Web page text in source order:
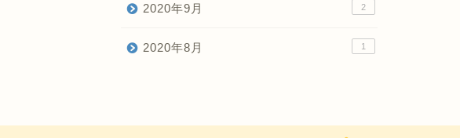
2020年9月 2
2020年8月 1